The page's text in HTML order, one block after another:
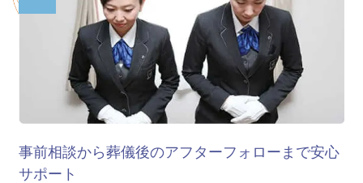
事前相談から葬儀後のアフターフォローまで安心
サポート